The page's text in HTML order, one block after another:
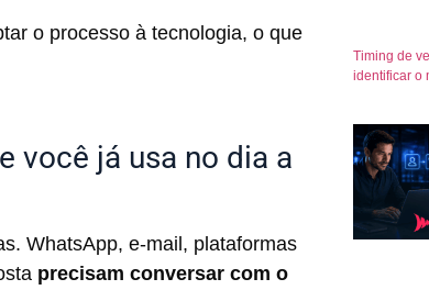
o processo à tecnologia, o que
você já usa no dia a
WhatsApp, e-mail, plataformas
precisam conversar com o
Timing de
identificar o